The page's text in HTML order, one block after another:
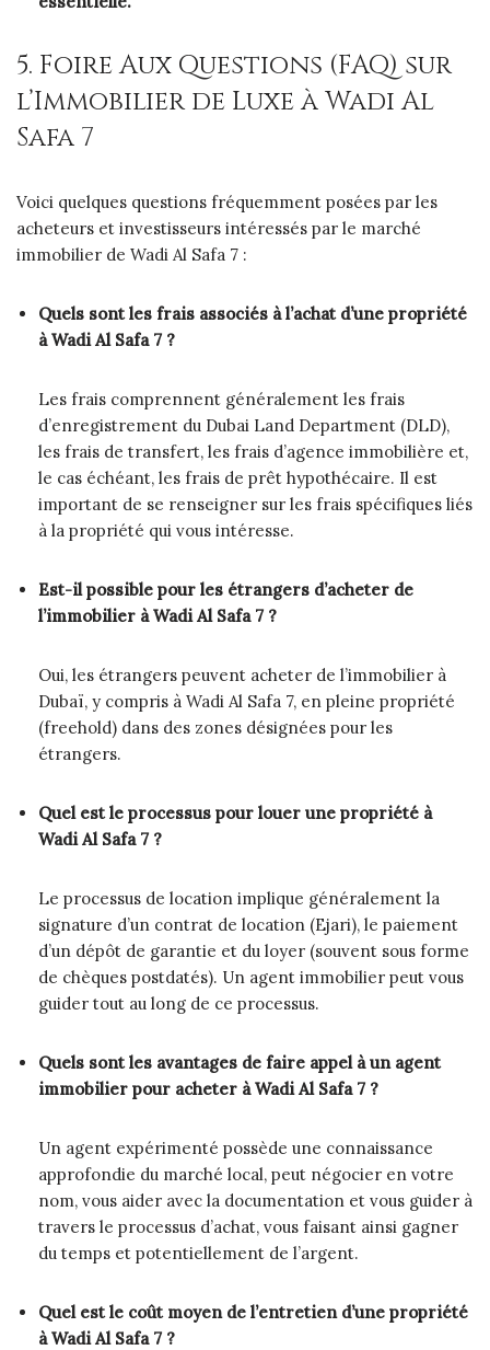
5. Foire Aux Questions (FAQ) sur
l’Immobilier de Luxe à Wadi Al
Safa 7
Voici quelques questions fréquemment posées par les
acheteurs et investisseurs intéressés par le marché
immobilier de Wadi Al Safa 7 :
Quels sont les frais associés à l’achat d’une propriété
à Wadi Al Safa 7 ?
Les frais comprennent généralement les frais
d’enregistrement du Dubai Land Department (DLD),
les frais de transfert, les frais d’agence immobilière et,
le cas échéant, les frais de prêt hypothécaire. Il est
important de se renseigner sur les frais spécifiques liés
à la propriété qui vous intéresse.
Est-il possible pour les étrangers d’acheter de
l’immobilier à Wadi Al Safa 7 ?
Oui, les étrangers peuvent acheter de l’immobilier à
Dubaï, y compris à Wadi Al Safa 7, en pleine propriété
(freehold) dans des zones désignées pour les
étrangers.
Quel est le processus pour louer une propriété à
Wadi Al Safa 7 ?
Le processus de location implique généralement la
signature d’un contrat de location (Ejari), le paiement
d’un dépôt de garantie et du loyer (souvent sous forme
de chèques postdatés). Un agent immobilier peut vous
guider tout au long de ce processus.
Quels sont les avantages de faire appel à un agent
immobilier pour acheter à Wadi Al Safa 7 ?
Un agent expérimenté possède une connaissance
approfondie du marché local, peut négocier en votre
nom, vous aider avec la documentation et vous guider à
travers le processus d’achat, vous faisant ainsi gagner
du temps et potentiellement de l’argent.
Quel est le coût moyen de l’entretien d’une propriété
à Wadi Al Safa 7 ?